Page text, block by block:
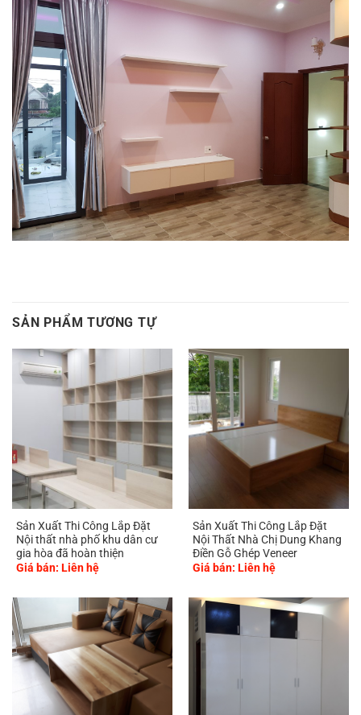
SẢN PHẨM TƯƠNG TỰ
Sản Xuất Thi Công Lắp Đặt
Nội thất nhà phố khu dân cư
gia hòa đã hoàn thiện
Giá bán: Liên hệ
Sản Xuất Thi Công Lắp Đặt
Nội Thất Nhà Chị Dung Khang
Điền Gỗ Ghép Veneer
Giá bán: Liên hệ